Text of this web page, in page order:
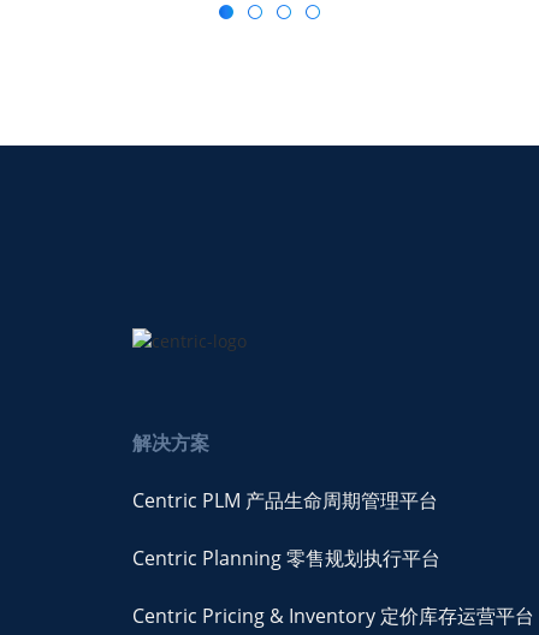
解决方案
Centric PLM 产品生命周期管理平台
Centric Planning 零售规划执行平台
Centric Pricing & Inventory 定价库存运营平台